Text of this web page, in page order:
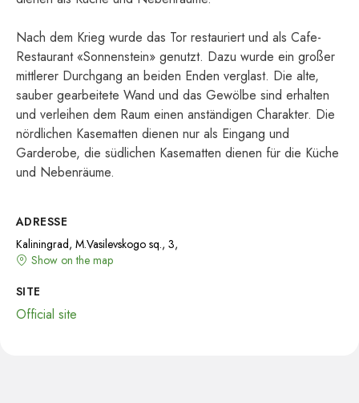
Nach dem Krieg wurde das Tor restauriert und als Cafe-
Restaurant «Sonnenstein» genutzt. Dazu wurde ein großer
mittlerer Durchgang an beiden Enden verglast. Die alte,
sauber gearbeitete Wand und das Gewölbe sind erhalten
und verleihen dem Raum einen anständigen Charakter. Die
nördlichen Kasematten dienen nur als Eingang und
Garderobe, die südlichen Kasematten dienen für die Küche
und Nebenräume.
ADRESSE
Kaliningrad, M.Vasilevskogo sq., 3,
Show on the map
SITE
Official site